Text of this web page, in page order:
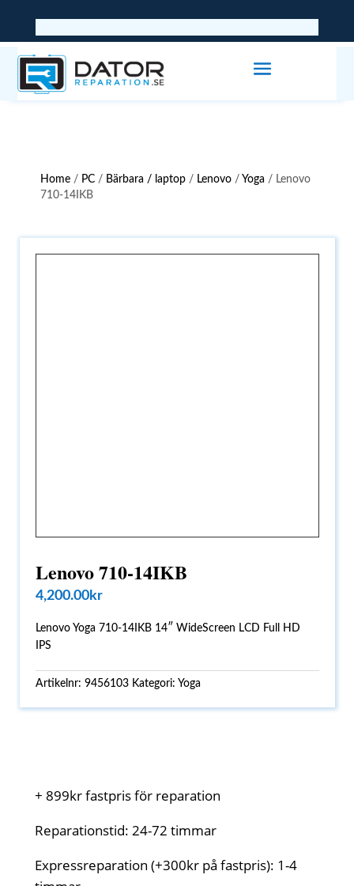
Home / PC / Bärbara / laptop / Lenovo / Yoga / Lenovo
710-14IKB
Lenovo 710-14IKB
4,200.00kr
Lenovo Yoga 710-14IKB 14″ WideScreen LCD Full HD
IPS
Artikelnr:9456103 Kategori:Yoga
+ 899kr fastpris för reparation
Reparationstid: 24-72 timmar
Expressreparation (+300kr på fastpris): 1-4